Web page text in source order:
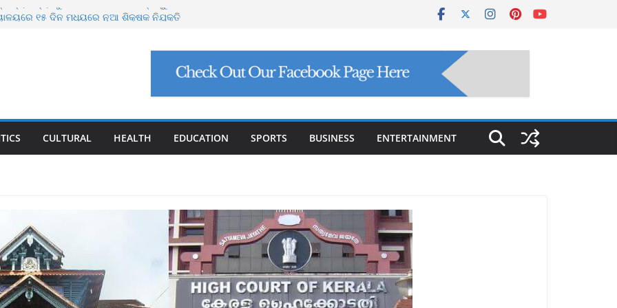
ବନ୍ୟା ମୁକାବିଲା ପାଇଁ ସରକାର ପ୍ରସ୍ତୁତ
ଗୋରୁଙ୍କ ପାଇଁ ଗୋଶାଳା ନିର୍ମାଣ କରିବ ଓଡ଼ିଶା
ଶିମିଳିପାଳରେ ମୃତ
ଆଉ ଏକ ଲଘୁଚାପ ସମ୍ଭାବନା
CULTURAL HEALTH EDUCATION SPORTS BUSINESS ENTERTAINMENT